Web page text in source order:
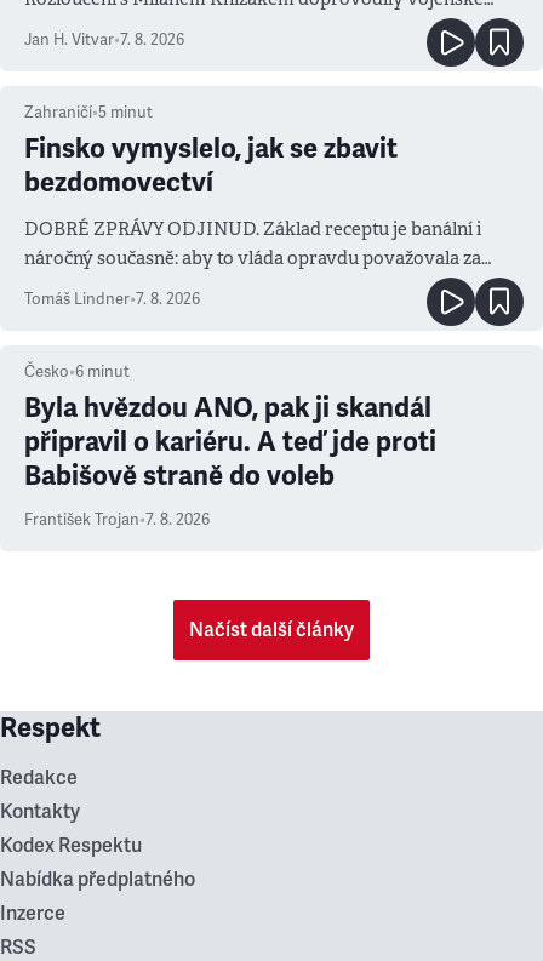
Jan H. Vitvar•7. 8. 2026
Zahraničí•5 minut
Finsko vymyslelo, jak se zbavit
bezdomovectví
DOBRÉ ZPRÁVY ODJINUD. Základ receptu je banální i
náročný současně: aby to vláda opravdu považovala za
Tomáš Lindner•7. 8. 2026
Česko•6 minut
Byla hvězdou ANO, pak ji skandál
připravil o kariéru. A teď jde proti
Babišově straně do voleb
František Trojan•7. 8. 2026
Načíst další články
Respekt
Redakce
Kontakty
Kodex Respektu
Nabídka předplatného
Inzerce
RSS